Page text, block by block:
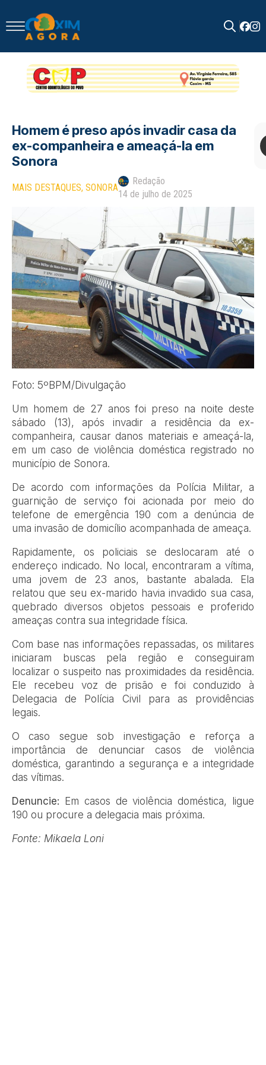
for:
Homem é preso após invadir casa da
ex-companheira e ameaçá-la em
Sonora
MAIS DESTAQUES SONORA
Redação
14 de julho de 2025
Foto: 5ºBPM/Divulgação
Um homem de 27 anos foi preso na noite deste
sábado (13), após invadir a residência da ex-
companheira, causar danos materiais e ameaçá-la,
em um caso de violência doméstica registrado no
município de Sonora.
De acordo com informações da Polícia Militar, a
guarnição de serviço foi acionada por meio do
telefone de emergência 190 com a denúncia de
uma invasão de domicílio acompanhada de ameaça.
Rapidamente, os policiais se deslocaram até o
endereço indicado. No local, encontraram a vítima,
uma jovem de 23 anos, bastante abalada. Ela
relatou que seu ex-marido havia invadido sua casa,
quebrado diversos objetos pessoais e proferido
ameaças contra sua integridade física.
Com base nas informações repassadas, os militares
iniciaram buscas pela região e conseguiram
localizar o suspeito nas proximidades da residência.
Ele recebeu voz de prisão e foi conduzido à
Delegacia de Polícia Civil para as providências
legais.
O caso segue sob investigação e reforça a
importância de denunciar casos de violência
doméstica, garantindo a segurança e a integridade
das vítimas.
Denuncie: Em casos de violência doméstica, ligue
190 ou procure a delegacia mais próxima.
Fonte: Mikaela Loni